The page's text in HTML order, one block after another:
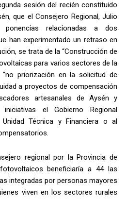
sesión del recién constituido
que el Consejero Regional, Julio
ponencias relacionadas a dos
han experimentado un retraso en
se trata de la “Construcción de
para varios sectores de la
priorización en la solicitud de
a proyectos de compensación
artesanales de Aysén y
el Gobierno Regional
Técnica y Financiera o al
regional por la Provincia de
beneficiaría a 44 las
integradas por personas mayores
viven en los sectores rurales